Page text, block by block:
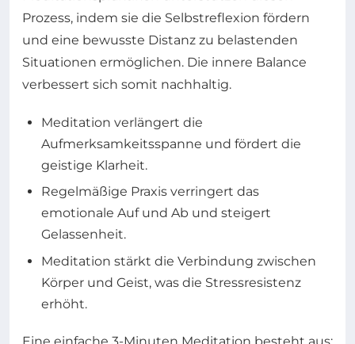
Prozess, indem sie die Selbstreflexion fördern
und eine bewusste Distanz zu belastenden
Situationen ermöglichen. Die innere Balance
verbessert sich somit nachhaltig.
Meditation verlängert die
Aufmerksamkeitsspanne und fördert die
geistige Klarheit.
Regelmäßige Praxis verringert das
emotionale Auf und Ab und steigert
Gelassenheit.
Meditation stärkt die Verbindung zwischen
Körper und Geist, was die Stressresistenz
erhöht.
Eine einfache 3-Minuten Meditation besteht aus: